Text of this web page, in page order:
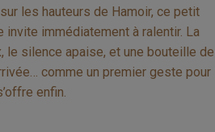
les hauteurs de Hamoir, ce petit
invite immédiatement à ralentir. La
le silence apaise, et une bouteille de
comme un premier geste pour
enfin.